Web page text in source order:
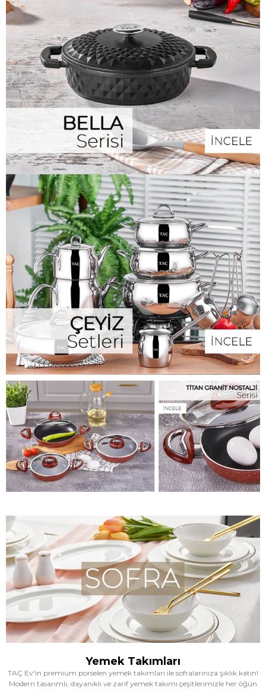
Yemek Takımları
TAÇ Ev'in premium porselen yemek takımları ile sofralarınıza şıklık katın!
Modern tasarımlı, dayanıklı ve zarif yemek takımı çeşitlerimizle her öğün